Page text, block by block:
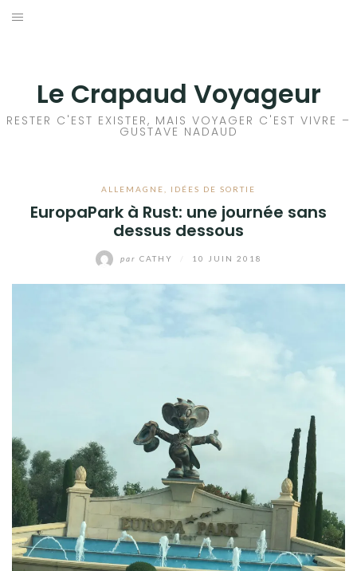
Aller
Le Crapaud Voyageur
RESTER C'EST EXISTER, MAIS VOYAGER C'EST VIVRE –
GUSTAVE NADAUD
ALLEMAGNE IDÉES DE SORTIE
EuropaPark à Rust: une journée sans
dessus dessous
par CATHY 10 JUIN 2018
EUROPE
TOUR DU MONDE 2020-2021
CONTACT